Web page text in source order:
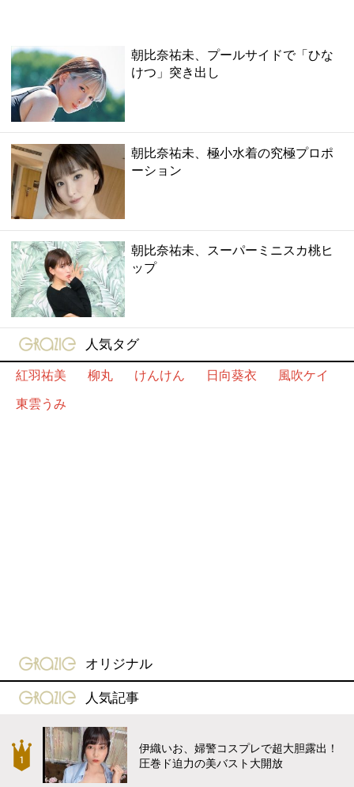
朝比奈祐未、プールサイドで「ひな
けつ」突き出し
朝比奈祐未、極小水着の究極プロポ
ーション
朝比奈祐未、スーパーミニスカ桃ヒ
ップ
gravure-grazie
人気タグ
紅羽祐美
柳丸 けんけん 日向葵衣
風吹ケイ
東雲うみ
gravure-grazie
オリジナル
gravure-grazie
人気記事
伊織いお、婦警コスプレで超大胆露出！
圧巻ド迫力の美バスト大開放